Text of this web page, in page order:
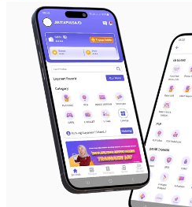
Aplikasi
Agen
Pulsa
Murah:
Strategi